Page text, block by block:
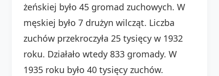
żeńskiej było 45 gromad zuchowych. W
męskiej było 7 drużyn wilcząt. Liczba
zuchów przekroczyła 25 tysięcy w 1932
roku. Działało wtedy 833 gromady. W
1935 roku było 40 tysięcy zuchów.